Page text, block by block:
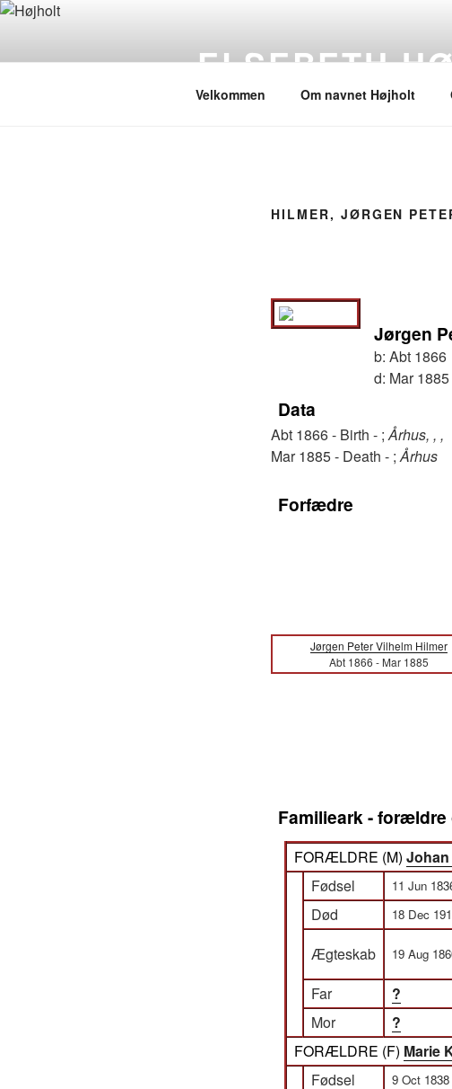
Videre
ELSEBETH
Velkommen Om navnet Højholt
HILMER, JØRGEN
Jørgen
b: Abt 1866
d: Mar 1885
Data
Abt 1866 - Birth - ; Århus, , ,
Mar 1885 - Death - ; Århus
Forfædre
Jørgen Peter Vilhelm Hilmer
Abt 1866 - Mar 1885
Familieark -
FORÆLDRE (M)
Fødsel
11 Jun
Død
18 Dec
Ægteskab
19 Aug
Far
?
Mor
?
FORÆLDRE (F) Marie
Fødsel
9 Oct 1838